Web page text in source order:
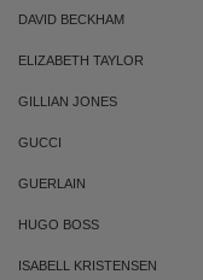
DAVID BECKHAM
ELIZABETH TAYLOR
GILLIAN JONES
GUCCI
GUERLAIN
HUGO BOSS
ISABELL KRISTENSEN